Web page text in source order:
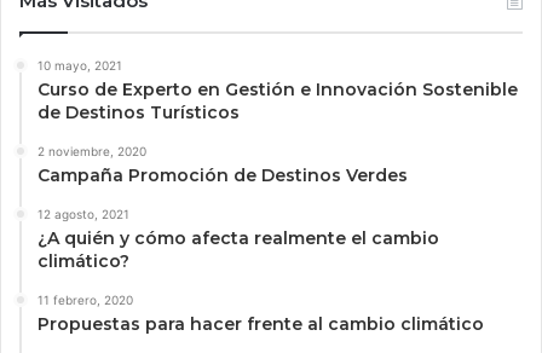
10 mayo, 2021
Curso de Experto en Gestión e Innovación Sostenible
de Destinos Turísticos
2 noviembre, 2020
Campaña Promoción de Destinos Verdes
12 agosto, 2021
¿A quién y cómo afecta realmente el cambio
climático?
11 febrero, 2020
Propuestas para hacer frente al cambio climático